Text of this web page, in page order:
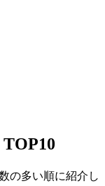
TOP10
の多い順に紹介し